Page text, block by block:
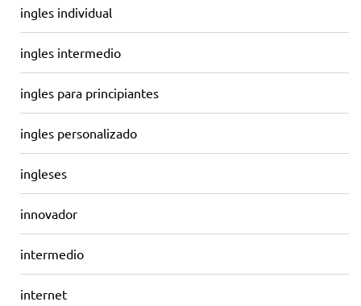
ingles individual
ingles intermedio
ingles para principiantes
ingles personalizado
ingleses
innovador
intermedio
internet